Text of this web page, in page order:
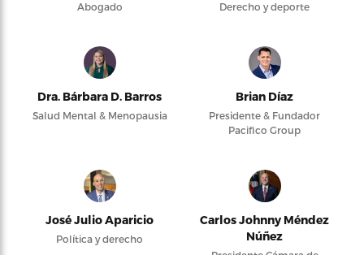
Abogado Derecho y deporte
Dra. Bárbara D. Barros
Salud Mental & Menopausia
Brian Díaz
Presidente & Fundador
Pacifico Group
José Julio Aparicio
Política y derecho
Carlos Johnny Méndez
Núñez